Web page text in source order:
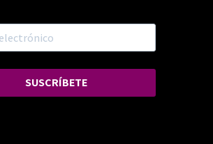
SUSCRÍBETE